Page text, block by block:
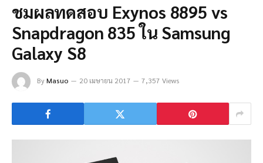
ชมผลทดสอบ Exynos 8895 vs
Snapdragon 835 ใน Samsung
Galaxy S8
ByMasuo 20 เมษายน 2017 7,357 Views